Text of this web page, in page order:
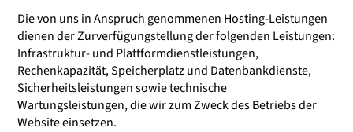
Die von uns in Anspruch genommenen Hosting-Leistungen
dienen der Zurverfügungstellung der folgenden Leistungen:
Infrastruktur- und Plattformdienstleistungen,
Rechenkapazität, Speicherplatz und Datenbankdienste,
Sicherheitsleistungen sowie technische
Wartungsleistungen, die wir zum Zweck des Betriebs der
Website einsetzen.